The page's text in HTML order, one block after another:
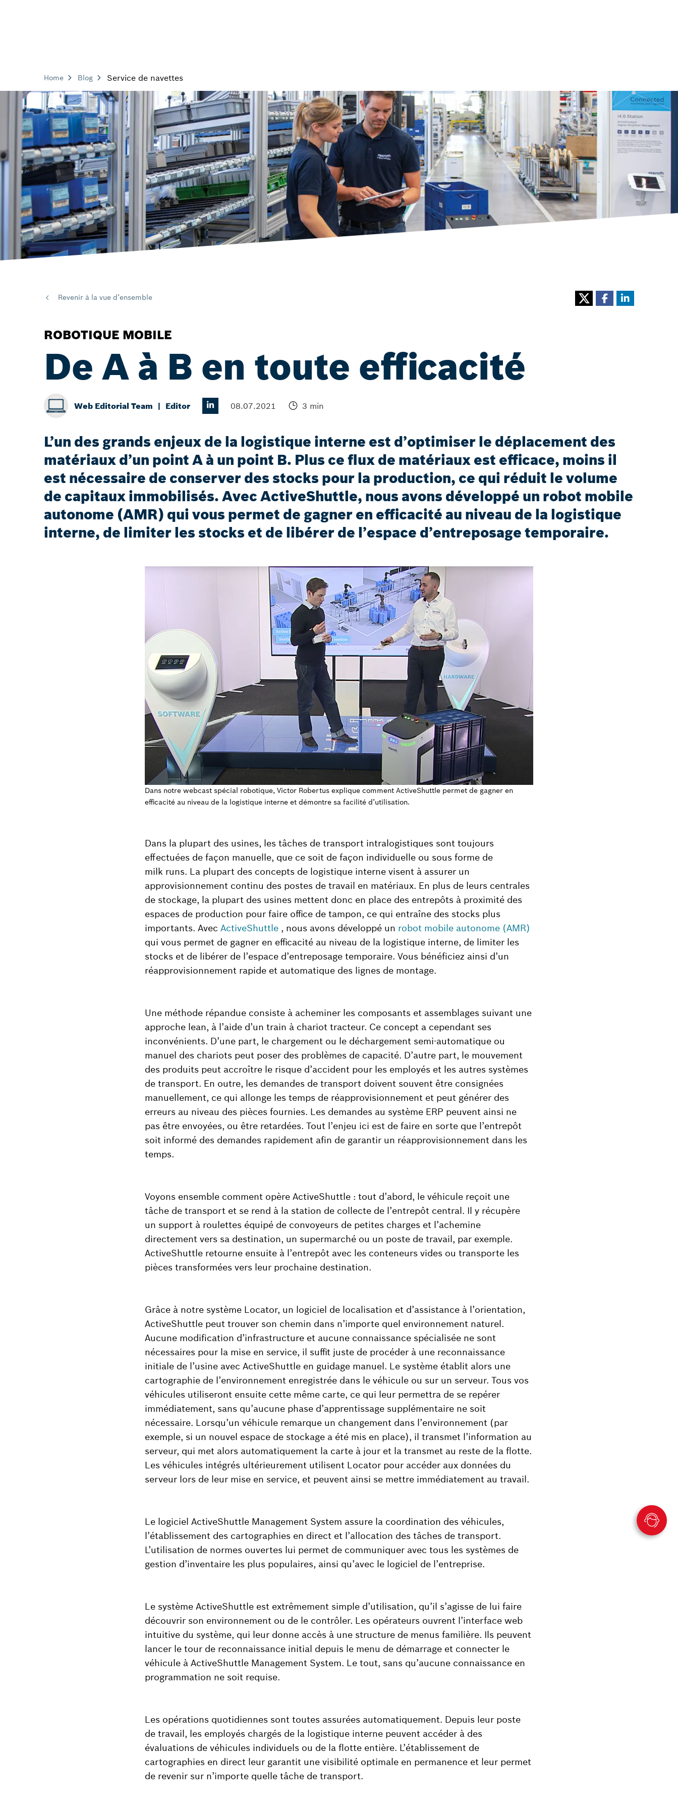
Home Blog Service de navettes
Revenir à la vue d’ensemble
ROBOTIQUE MOBILE
De A à B en toute efficacité
Web Editorial Team Editor 08.07.2021 3 min
L’un des grands enjeux de la logistique interne est d’optimiser le déplacement des
matériaux d’un point A à un point B. Plus ce flux de matériaux est efficace, moins il
est nécessaire de conserver des stocks pour la production, ce qui réduit le volume
de capitaux immobilisés. Avec ActiveShuttle, nous avons développé un robot mobile
autonome (AMR) qui vous permet de gagner en efficacité au niveau de la logistique
interne, de limiter les stocks et de libérer de l’espace d’entreposage temporaire.
Dans notre webcast spécial robotique, Victor Robertus explique comment ActiveShuttle permet de gagner en
efficacité au niveau de la logistique interne et démontre sa facilité d’utilisation.
Dans la plupart des usines, les tâches de transport intralogistiques sont toujours
effectuées de façon manuelle, que ce soit de façon individuelle ou sous forme de
milk runs. La plupart des concepts de logistique interne visent à assurer un
approvisionnement continu des postes de travail en matériaux. En plus de leurs centrales
de stockage, la plupart des usines mettent donc en place des entrepôts à proximité des
espaces de production pour faire office de tampon, ce qui entraîne des stocks plus
importants. Avec ActiveShuttle , nous avons développé un robot mobile autonome (AMR)
qui vous permet de gagner en efficacité au niveau de la logistique interne, de limiter les
stocks et de libérer de l’espace d’entreposage temporaire. Vous bénéficiez ainsi d’un
réapprovisionnement rapide et automatique des lignes de montage.
Une méthode répandue consiste à acheminer les composants et assemblages suivant une
approche lean, à l’aide d’un train à chariot tracteur. Ce concept a cependant ses
inconvénients. D’une part, le chargement ou le déchargement semi-automatique ou
manuel des chariots peut poser des problèmes de capacité. D’autre part, le mouvement
des produits peut accroître le risque d’accident pour les employés et les autres systèmes
de transport. En outre, les demandes de transport doivent souvent être consignées
manuellement, ce qui allonge les temps de réapprovisionnement et peut générer des
erreurs au niveau des pièces fournies. Les demandes au système ERP peuvent ainsi ne
pas être envoyées, ou être retardées. Tout l’enjeu ici est de faire en sorte que l’entrepôt
soit informé des demandes rapidement afin de garantir un réapprovisionnement dans les
temps.
Voyons ensemble comment opère ActiveShuttle : tout d’abord, le véhicule reçoit une
tâche de transport et se rend à la station de collecte de l’entrepôt central. Il y récupère
un support à roulettes équipé de convoyeurs de petites charges et l’achemine
directement vers sa destination, un supermarché ou un poste de travail, par exemple.
ActiveShuttle retourne ensuite à l’entrepôt avec les conteneurs vides ou transporte les
pièces transformées vers leur prochaine destination.
Grâce à notre système Locator, un logiciel de localisation et d’assistance à l’orientation,
ActiveShuttle peut trouver son chemin dans n’importe quel environnement naturel.
Aucune modification d’infrastructure et aucune connaissance spécialisée ne sont
nécessaires pour la mise en service, il suffit juste de procéder à une reconnaissance
initiale de l’usine avec ActiveShuttle en guidage manuel. Le système établit alors une
cartographie de l’environnement enregistrée dans le véhicule ou sur un serveur. Tous vos
véhicules utiliseront ensuite cette même carte, ce qui leur permettra de se repérer
immédiatement, sans qu’aucune phase d’apprentissage supplémentaire ne soit
nécessaire. Lorsqu’un véhicule remarque un changement dans l’environnement (par
exemple, si un nouvel espace de stockage a été mis en place), il transmet l’information au
serveur, qui met alors automatiquement la carte à jour et la transmet au reste de la flotte.
Les véhicules intégrés ultérieurement utilisent Locator pour accéder aux données du
serveur lors de leur mise en service, et peuvent ainsi se mettre immédiatement au travail.
Le logiciel ActiveShuttle Management System assure la coordination des véhicules,
l’établissement des cartographies en direct et l’allocation des tâches de transport.
L’utilisation de normes ouvertes lui permet de communiquer avec tous les systèmes de
gestion d’inventaire les plus populaires, ainsi qu’avec le logiciel de l’entreprise.
Le système ActiveShuttle est extrêmement simple d’utilisation, qu’il s’agisse de lui faire
découvrir son environnement ou de le contrôler. Les opérateurs ouvrent l’interface web
intuitive du système, qui leur donne accès à une structure de menus familière. Ils peuvent
lancer le tour de reconnaissance initial depuis le menu de démarrage et connecter le
véhicule à ActiveShuttle Management System. Le tout, sans qu’aucune connaissance en
programmation ne soit requise.
Les opérations quotidiennes sont toutes assurées automatiquement. Depuis leur poste
de travail, les employés chargés de la logistique interne peuvent accéder à des
évaluations de véhicules individuels ou de la flotte entière. L’établissement de
cartographies en direct leur garantit une visibilité optimale en permanence et leur permet
de revenir sur n’importe quelle tâche de transport.